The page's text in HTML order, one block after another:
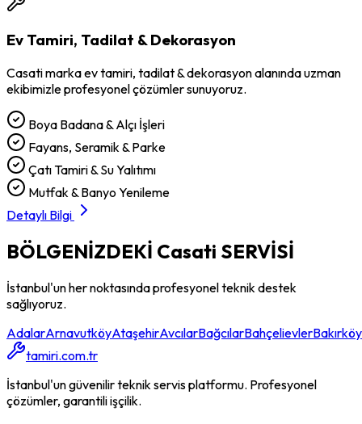
Ev Tamiri, Tadilat & Dekorasyon
Casatimarkaev tamiri, tadilat & dekorasyonalanında uzman
ekibimizle profesyonel çözümler sunuyoruz.
Boya Badana & Alçı İşleri
Fayans, Seramik & Parke
Çatı Tamiri & Su Yalıtımı
Mutfak & Banyo Yenileme
Detaylı Bilgi
BÖLGENİZDEKİ Casati SERVİSİ
İstanbul'un her noktasında profesyonel teknik destek
sağlıyoruz.
AdalarArnavutköyAtaşehirAvcılarBağcılarBahçelievlerBakırköy
tamiri.com.tr
İstanbul'un güvenilir teknik servis platformu. Profesyonel
çözümler, garantili işçilik.